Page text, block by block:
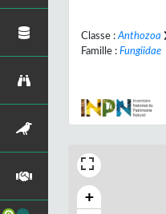
Classe : Anthozoa
Famille : Fungiidae
+